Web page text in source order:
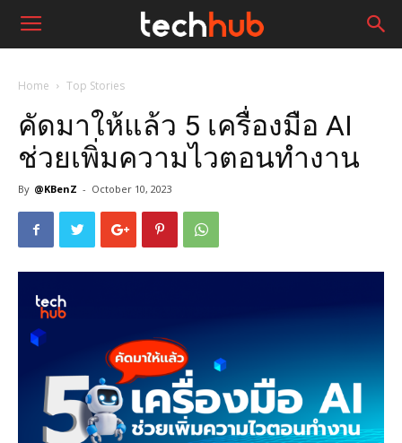
Home Top Stories
คัดมาให้แล้ว 5 เครื่องมือ AI
ช่วยเพิ่มความไวตอนทำงาน
By @KBenZ - October 10, 2023